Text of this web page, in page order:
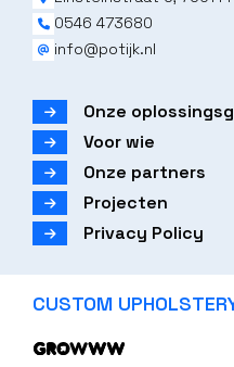
0546 473680
info@potijk.nl
Onze
Voor wie
Onze partners
Projecten
Privacy Policy
CUSTOM